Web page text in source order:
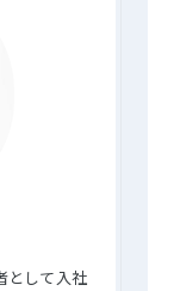
として入社